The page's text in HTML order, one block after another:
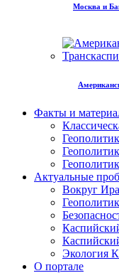
Москва и
Факты и
Актуальные
Вокруг
Экология
О портале